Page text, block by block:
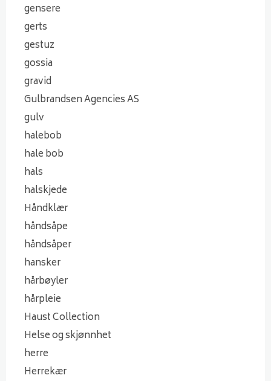
gensere
gerts
gestuz
gossia
gravid
Gulbrandsen Agencies AS
gulv
halebob
hale bob
hals
halskjede
Håndklær
håndsåpe
håndsåper
hansker
hårbøyler
hårpleie
Haust Collection
Helse og skjønnhet
herre
Herrekær